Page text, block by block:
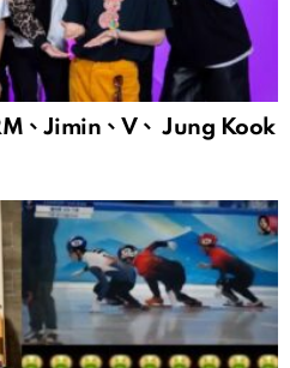
、Jimin、V、 Jung Kook